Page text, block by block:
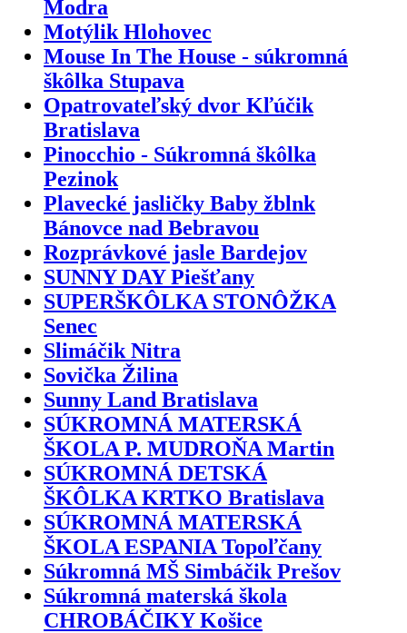
Modra
Motýlik Hlohovec
Mouse In The House - súkromná
škôlka Stupava
Opatrovateľský dvor Kľúčik
Bratislava
Pinocchio - Súkromná škôlka
Pezinok
Plavecké jasličky Baby žblnk
Bánovce nad Bebravou
Rozprávkové jasle Bardejov
SUNNY DAY Piešťany
SUPERŠKÔLKA STONÔŽKA
Senec
Slimáčik Nitra
Sovička Žilina
Sunny Land Bratislava
SÚKROMNÁ MATERSKÁ
ŠKOLA P. MUDROŇA Martin
SÚKROMNÁ DETSKÁ
ŠKÔLKA KRTKO Bratislava
SÚKROMNÁ MATERSKÁ
ŠKOLA ESPANIA Topoľčany
Súkromná MŠ Simbáčik Prešov
Súkromná materská škola
CHROBÁČIKY Košice